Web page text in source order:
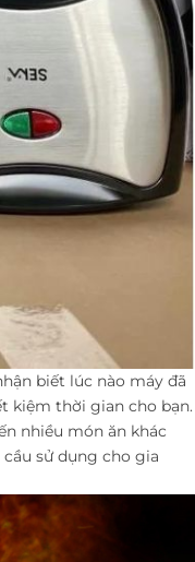
biết lúc nào máy đã
kiệm thời gian cho bạn.
nhiều món ăn khác
sử dụng cho gia